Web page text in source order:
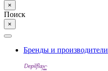
×
Поиск
×
Бренды и производители